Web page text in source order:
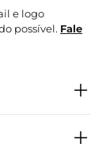
e logo
possível. Fale